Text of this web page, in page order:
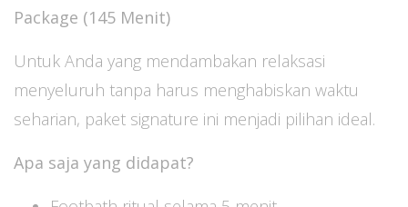
Package (145 Menit)
Untuk Anda yang mendambakan relaksasi
menyeluruh tanpa harus menghabiskan waktu
seharian, paket signature ini menjadi pilihan ideal.
Apa saja yang didapat?